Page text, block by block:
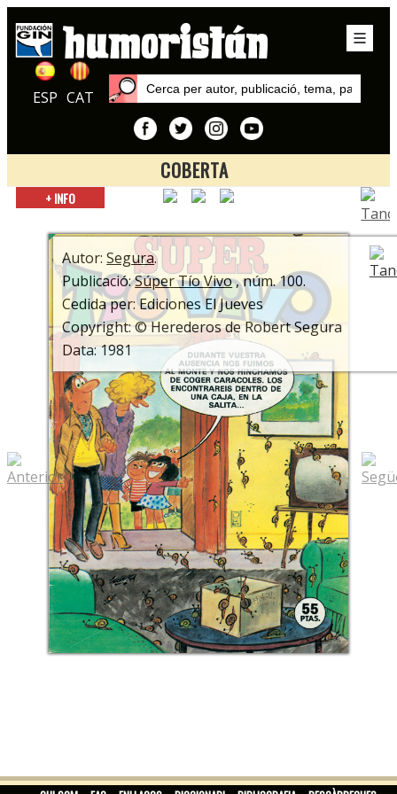
ESP CAT
COBERTA
Inici
Súper Tío Vivo
+ INFO
Autor:Segura.
Publicació:Súper Tío Vivo, núm. 100.
Cedida per: Ediciones El Jueves
Copyright: © Herederos de Robert Segura
Data: 1981